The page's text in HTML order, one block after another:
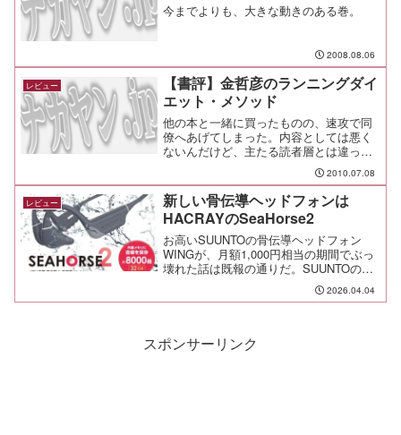
今までよりも、大きな動きのある巻。
2008.08.06
レビュー
【書評】金哲彦のランニングダイ
エット・メソッド
他の本と一緒に買ったものの、速攻で同
僚へあげてしまった。内容としては悪く
ないんだけど、主たる読者層とは違って
いたんだよね。 この本は読者は女性を
想定してます。 それも初心者の。 そ
ういう人向けの、最初の一冊としては良
いんじゃないかと。文字...
2010.07.08
レビュー
新しい骨伝導ヘッドフォンは
HACRAYのSeaHorse2
お高いSUUNTOの骨伝導ヘッドフォン
WINGが、月額1,000円相当の期間でぶっ
壊れた話は既報の通りだ。SUUNTOの骨
伝導ヘッドフォンは耐久性に問題があり
すぎる何がアウトドア用なんだと。堅牢
2026.04.04
スポンサーリンク